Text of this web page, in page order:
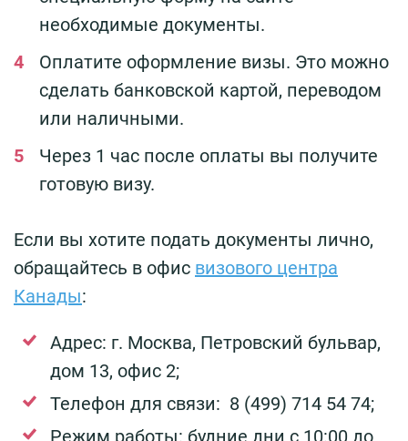
необходимые документы.
Оплатите оформление визы. Это можно
сделать банковской картой, переводом
или наличными.
Через 1 час после оплаты вы получите
готовую визу.
Если вы хотите подать документы лично,
обращайтесь в офис визового центра
Канады:
Адрес: г. Москва, Петровский бульвар,
дом 13, офис 2;
Телефон для связи: 8 (499) 714 54 74;
Режим работы: будние дни с 10:00 до